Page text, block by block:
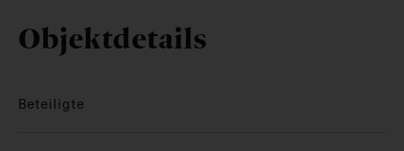
Objektdetails
Beteiligte